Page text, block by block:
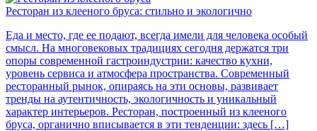
Ресторан из клееного бруса: стильно и экологично
Еда и место, где ее подают, всегда имели для человека особый
смысл. На многовековых традициях сегодня держатся три
опоры современной гастроиндустрии: качество кухни,
уровень сервиса и атмосфера пространства. Современный
ресторанный рынок, опираясь на эти основы, развивает
тренды на аутентичность, экологичность и уникальный
характер интерьеров. Ресторан, построенный из клееного
бруса, органично вписывается в эти тенденции: здесь […]